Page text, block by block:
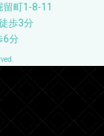
町1-8-11
歩3分
6分